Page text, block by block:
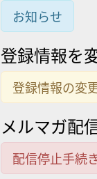
お知らせ
登録情報を
登録情報の変
メルマガ配
配信停止手続